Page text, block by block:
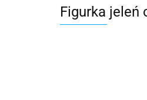
Figurka jeleń